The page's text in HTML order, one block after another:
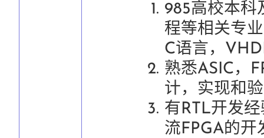
985高校本科
程等相关专
C语言，
熟悉ASIC，
计，实现和
有RTL开发
流FPGA的开